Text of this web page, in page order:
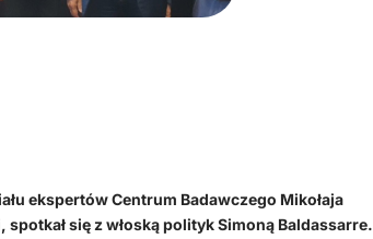
ekspertów Centrum Badawczego Mikołaja
się z włoską polityk Simoną Baldassarre.